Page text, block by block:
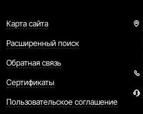
Карта сайта
Расширенный поиск
Обратная связь
Сертификаты
Пользовательское соглашение